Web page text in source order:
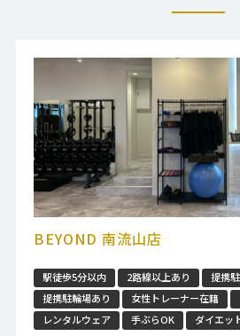
BEYOND 南流山店
駅徒歩5分以内 2路線以上あり
提携
提携駐輪場あり
女性トレーナー在籍
レンタルウェア
手ぶらOK ダイエッ